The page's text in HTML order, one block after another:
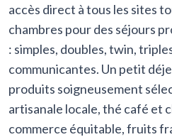
accès direct à tous les sites
chambres pour des séjours
: simples, doubles, twin,
communicantes. Un petit
produits soigneusement
artisanale locale, thé café et
commerce équitable, fruits